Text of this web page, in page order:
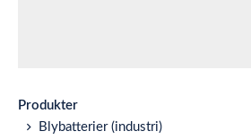
Produkter
Blybatterier (industri)